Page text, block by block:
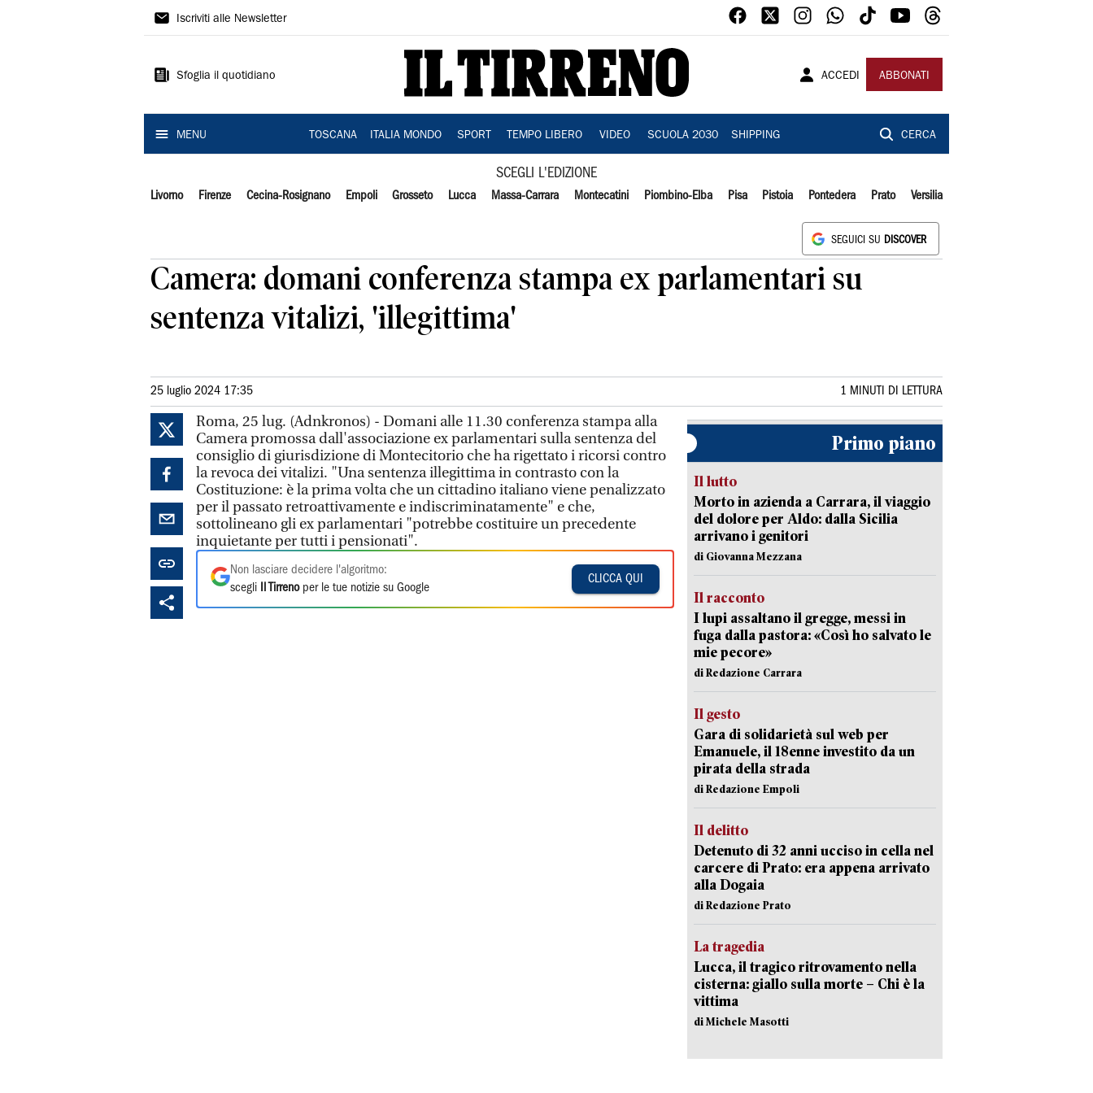
Il
Iscriviti alle Newsletter
Sfoglia il quotidiano ACCEDI ABBONATI
MENU TOSCANA ITALIA MONDO SPORT TEMPO LIBERO VIDEO SCUOLA 2030 SHIPPING CERCA
SCEGLI L'EDIZIONE
Livorno Firenze Cecina-Rosignano Empoli Grosseto Lucca Massa-Carrara Montecatini Piombino-Elba Pisa Pistoia Pontedera Prato Versilia
SEGUICI SU DISCOVER
Camera: domani conferenza stampa ex parlamentari su
sentenza vitalizi, 'illegittima'
25 luglio 2024 17:35 1 MINUTI DI LETTURA
Roma, 25 lug. (Adnkronos) - Domani alle 11.30 conferenza stampa alla
Camera promossa dall'associazione ex parlamentari sulla sentenza del
consiglio di giurisdizione di Montecitorio che ha rigettato i ricorsi contro
la revoca dei vitalizi. "Una sentenza illegittima in contrasto con la
Costituzione: è la prima volta che un cittadino italiano viene penalizzato
per il passato retroattivamente e indiscriminatamente" e che,
sottolineano gli ex parlamentari "potrebbe costituire un precedente
inquietante per tutti i pensionati".
Non lasciare decidere l'algoritmo:
scegli
Il Tirrenoper le tue notizie su Google
CLICCA QUI
Primo piano
Il lutto
Morto in azienda a Carrara, il viaggio
del dolore per Aldo: dalla Sicilia
arrivano i genitori
di Giovanna Mezzana
Il racconto
I lupi assaltano il gregge, messi in
fuga dalla pastora: «Così ho salvato le
mie pecore»
di Redazione Carrara
Il gesto
Gara di solidarietà sul web per
Emanuele, il 18enne investito da un
pirata della strada
di Redazione Empoli
Il delitto
Detenuto di 32 anni ucciso in cella nel
carcere di Prato: era appena arrivato
alla Dogaia
di Redazione Prato
La tragedia
Lucca, il tragico ritrovamento nella
cisterna: giallo sulla morte – Chi è la
vittima
di Michele Masotti